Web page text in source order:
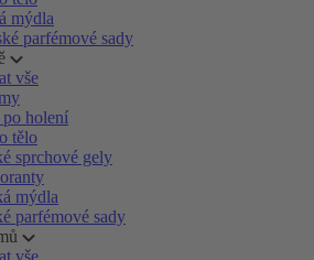
mýdla
parfémové sady
vše
holení
tělo
sprchové gely
mýdla
parfémové sady
vše